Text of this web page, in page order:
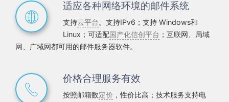
适应各种网络环境的邮件系统
支持云平台。支持IPv6；支持 Windows和
Linux；可适配国产化信创平台 ；互联网、局域
网、广域网都可用的邮件服务器软件。
价格合理服务有效
按照邮箱数定价 ，性价比高；技术服务支持电